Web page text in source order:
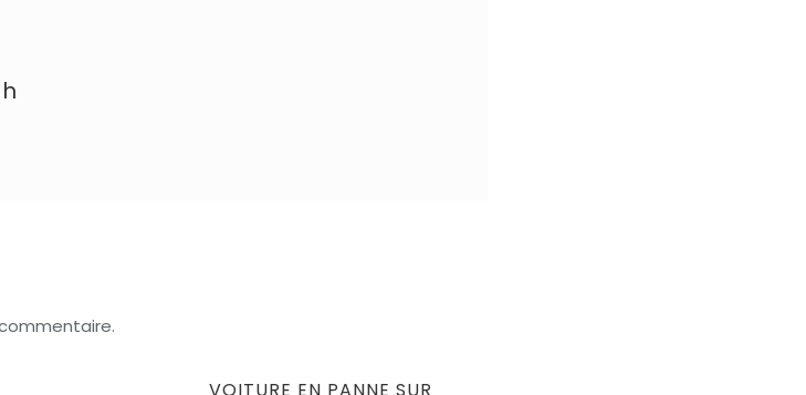
NEXT
VOITURE EN PANNE SUR